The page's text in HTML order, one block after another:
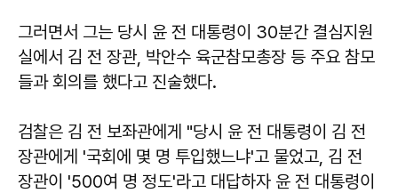
그러면서 그는 당시 윤 전 대통령이 30분간 결심지원
실에서 김 전 장관, 박안수 육군참모총장 등 주요 참모
들과 회의를 했다고 진술했다.
검찰은 김 전 보좌관에게 "당시 윤 전 대통령이 김 전
장관에게 '국회에 몇 명 투입했느냐'고 물었고, 김 전
장관이 '500여 명 정도'라고 대답하자 윤 전 대통령이